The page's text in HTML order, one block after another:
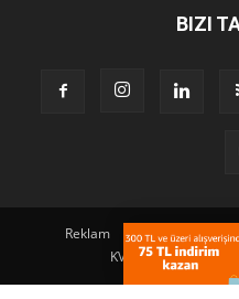
BIZI
Reklam Künye
KVKK Aydınlatma